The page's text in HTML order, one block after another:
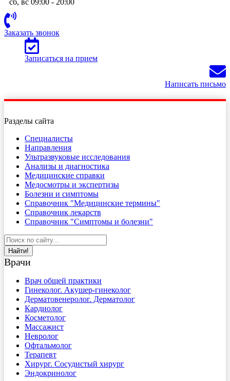
сб, вс 09:00 - 20:00
Заказать звонок
Записаться на прием
Написать письмо
Разделы сайта
Специалисты
Направления
Ультразвуковые исследования
Анализы и диагностика
Медицинские справки
Медосмотры и экспертизы
Болезни и симптомы
Справочник "Медицинские термины"
Справочник лекарств
Справочник "Симптомы и болезни"
Найти!
Врачи
Врач общей практики
Гинеколог. Акушер-гинеколог
Дерматовенеролог. Дерматолог
Кардиолог
Косметолог
Массажист
Невролог
Офтальмолог
Терапевт
Хирург. Сосудистый хирург
Эндокринолог